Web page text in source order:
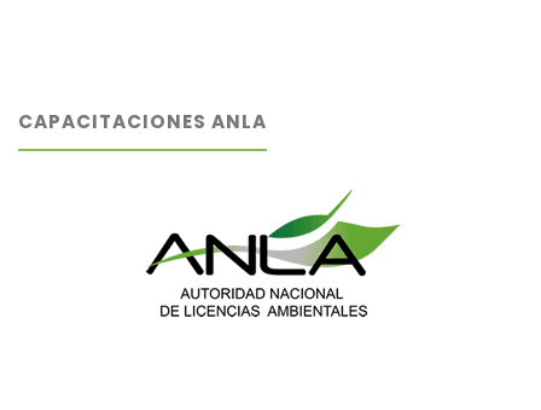
CAPACITACIONES ANLA